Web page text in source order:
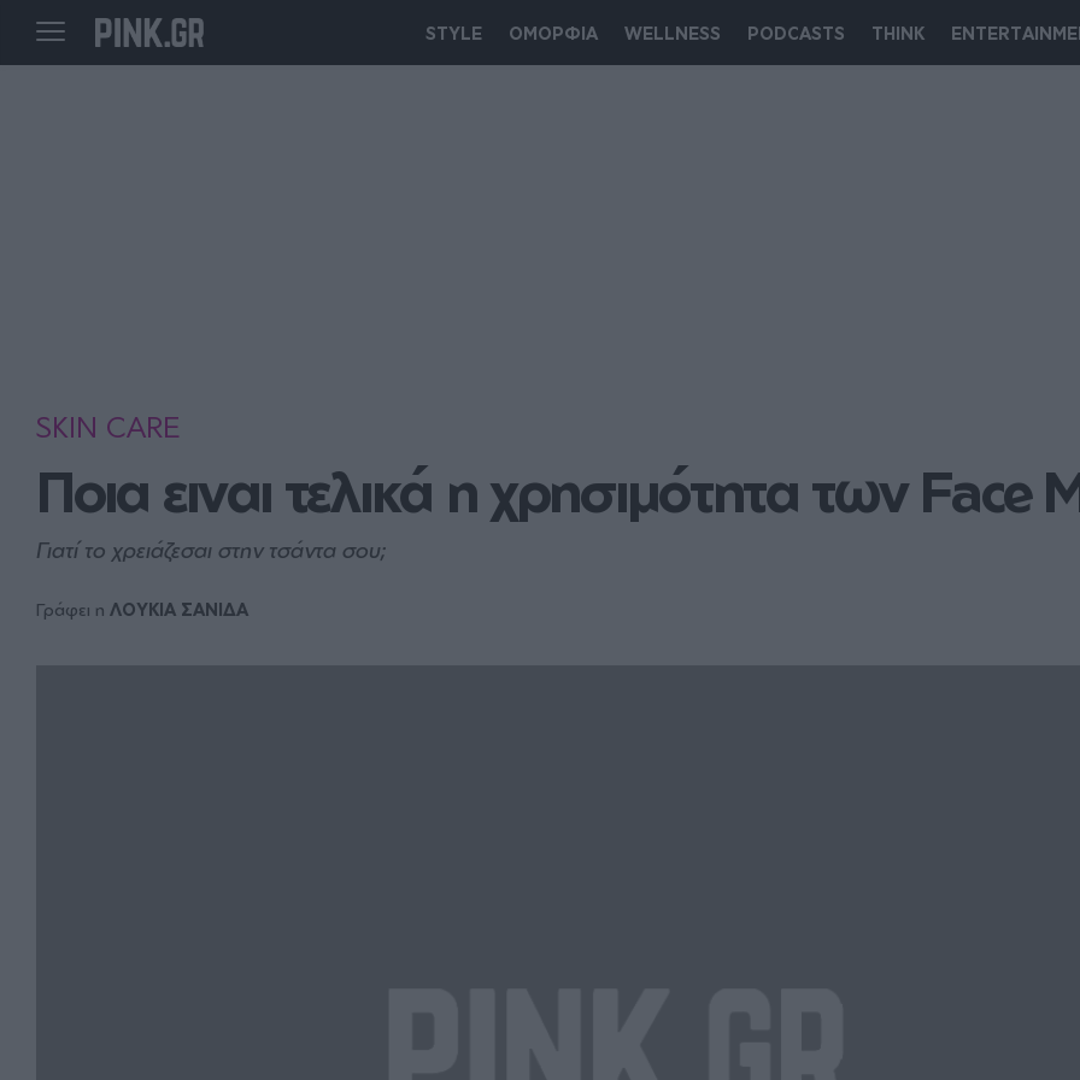
STYLE ΟΜΟΡΦΙΑ WELLNESS PODCASTS THINK
SKIN CARE
Ποια ειναι τελικά η χρησιμότητα των Face
Γιατί το χρειάζεσαι στην τσάντα σου;
Γράφει η ΛΟΥΚΙΑ ΣΑΝΙΔΑ